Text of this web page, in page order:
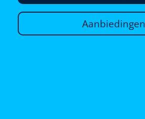
Aanbiedingen